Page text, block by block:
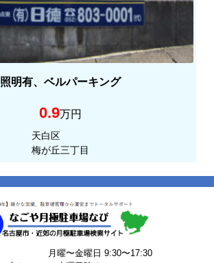
照明有、ベルパーキング
0.9万円
天白区
梅が丘三丁目
月曜〜金曜日 9:30〜17:30